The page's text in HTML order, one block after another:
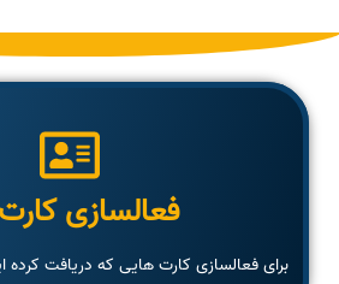
فعالسازی
برای فعالسازی کارت هایی که دریافت کرده
لطفا کد روی کارت های ارسال
فعالسازی